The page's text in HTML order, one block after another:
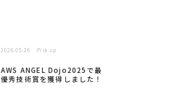
2026.05.26 Pick up
AWS ANGEL Dojo2025で最
優秀技術賞を獲得しました！